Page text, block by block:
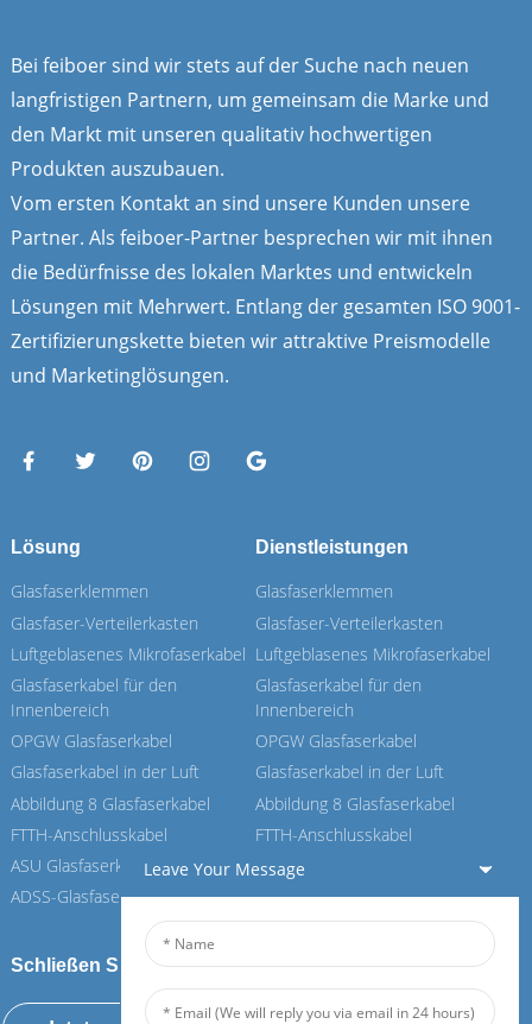
Bei feiboer sind wir stets auf der Suche nach neuen
langfristigen Partnern, um gemeinsam die Marke und
den Markt mit unseren qualitativ hochwertigen
Produkten auszubauen.
Vom ersten Kontakt an sind unsere Kunden unsere
Partner. Als feiboer-Partner besprechen wir mit ihnen
die Bedürfnisse des lokalen Marktes und entwickeln
Lösungen mit Mehrwert. Entlang der gesamten ISO 9001-
Zertifizierungskette bieten wir attraktive Preismodelle
und Marketinglösungen.
Lösung
Glasfaserklemmen
Glasfaser-Verteilerkasten
Luftgeblasenes Mikrofaserkabel
Glasfaserkabel für den
Innenbereich
OPGW Glasfaserkabel
Glasfaserkabel in der Luft
Abbildung 8 Glasfaserkabel
FTTH-Anschlusskabel
ASU Glasfaserkabel
ADSS-Glasfaserkabel
Dienstleistungen
Glasfaserklemmen
Glasfaser-Verteilerkasten
Luftgeblasenes Mikrofaserkabel
Glasfaserkabel für den
Innenbereich
OPGW Glasfaserkabel
Glasfaserkabel in der Luft
Abbildung 8 Glasfaserkabel
FTTH-Anschlusskabel
ASU Glasfaserkabel
ADSS-Glasfaserkabel
Schließen Sie sich unserem Feiboer an
Leave Your Message